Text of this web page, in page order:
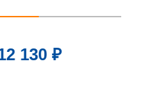
130 ₽